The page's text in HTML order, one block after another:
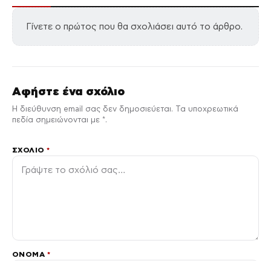
Γίνετε ο πρώτος που θα σχολιάσει αυτό το άρθρο.
Αφήστε ένα σχόλιο
Η διεύθυνση email σας δεν δημοσιεύεται. Τα υποχρεωτικά
πεδία σημειώνονται με *.
ΣΧΌΛΙΟ*
ΌΝΟΜΑ *